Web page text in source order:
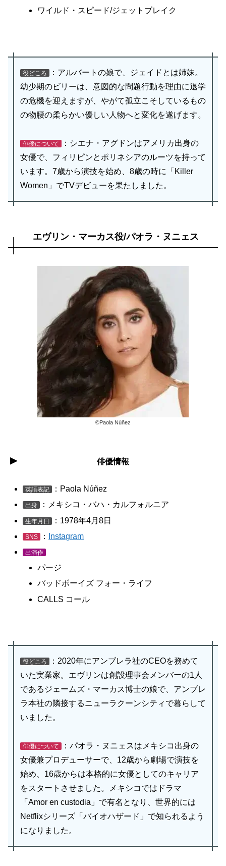
ワイルド・スピード/ジェットブレイク
役どころ
：アルバートの娘で、ジェイドとは姉妹。
幼少期のビリーは、意図的な問題行動を理由に退学
の危機を迎えますが、やがて孤立こそしているもの
の物腰の柔らかい優しい人物へと変化を遂げます。
俳優について
：シエナ・アグドンはアメリカ出身の
女優で、フィリピンとポリネシアのルーツを持って
います。7歳から演技を始め、8歳の時に「Killer
Women」でTVデビューを果たしました。
エヴリン・マーカス役/パオラ・ヌニェス
©︎Paola Núñez
俳優情報
英語表記 ：Paola Núñez
出身 ：メキシコ・バハ・カルフォルニア
生年月日 ：1978年4月8日
SNS ： Instagram
出演作
パージ
バッドボーイズ フォー・ライフ
CALLS コール
役どころ
：2020年にアンブレラ社のCEOを務めて
いた実業家。エヴリンは創設理事会メンバーの1人
であるジェームズ・マーカス博士の娘で、アンブレ
ラ本社の隣接するニューラクーンシティで暮らして
いました。
俳優について
：パオラ・ヌニェスはメキシコ出身の
女優兼プロデューサーで、12歳から劇場で演技を
始め、16歳からは本格的に女優としてのキャリア
をスタートさせました。メキシコではドラマ
「Amor en custodia」で有名となり、世界的には
Netflixシリーズ「バイオハザード」で知られるよう
になりました。